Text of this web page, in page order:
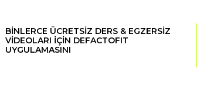
BİNLERCE ÜCRETSİZ DERS & EGZERSİZ
VİDEOLARI İÇİN DEFACTOFIT
UYGULAMASINI